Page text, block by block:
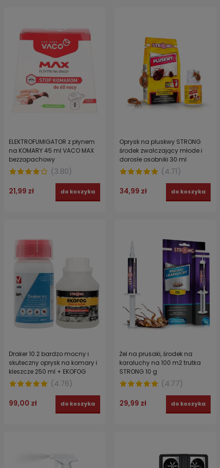
ELEKTROFUMIGATOR z płynem
na KOMARY 45 ml VACO MAX
bezzapachowy
(3.80)
21,99 zł do koszyka
Oprysk na pluskwy STRONG
środek zwalczający młode i
dorosłe osobniki 30 ml
(4.71)
34,99 zł do koszyka
Draker 10.2 bardzo mocny i
skuteczny oprysk na komary i
kleszcze 250 ml + EKOFOG
ekologiczny utrwalacz 250 ml
(4.76)
99,00 zł do koszyka
Żel na prusaki, środek na
karaluchy na 100 m2 trutka
STRONG 10 g
(4.77)
29,99 zł do koszyka